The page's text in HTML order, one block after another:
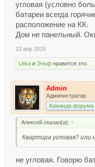
угловая (условно
батареи всегда
расположение на КК.
Дом не панельный.
13 апр 2015
Lёka и Эльф нравится это.
Admin
Администратор
Команда форума
Алексей сказал(а): ↑
Квартира угловая? или
не угловая. Говорю